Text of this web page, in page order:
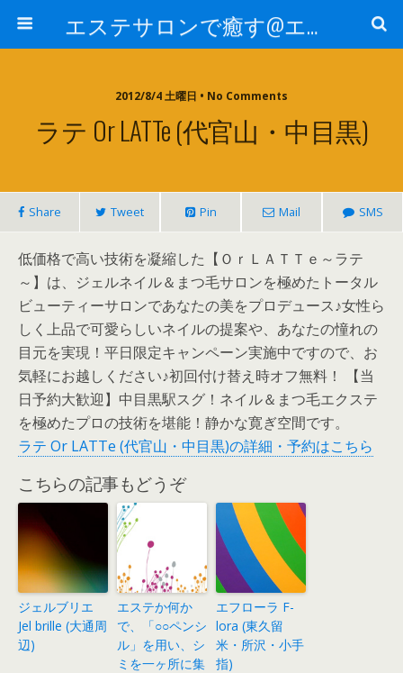
エステサロンで癒す@エステ～全国エステ情報
2012/8/4 土曜日 • No Comments
ラテ Or LATTe (代官山・中目黒)
Share Tweet Pin Mail SMS
低価格で高い技術を凝縮した【ＯｒＬＡＴＴｅ～ラテ
～】は、ジェルネイル＆まつ毛サロンを極めたトータル
ビューティーサロンであなたの美をプロデュース♪女性ら
しく上品で可愛らしいネイルの提案や、あなたの憧れの
目元を実現！平日限定キャンペーン実施中ですので、お
気軽にお越しください♪初回付け替え時オフ無料！ 【当
日予約大歓迎】中目黒駅スグ！ネイル＆まつ毛エクステ
を極めたプロの技術を堪能！静かな寛ぎ空間です。
ラテ Or LATTe (代官山・中目黒)の詳細・予約はこちら
こちらの記事もどうぞ
ジェルブリエ
Jel brille (大通周
辺)
エステか何か
で、「○○ペンシ
ル」を用い、シ
ミを一ヶ所に集
エフローラ F-
lora (東久留
米・所沢・小手
指)